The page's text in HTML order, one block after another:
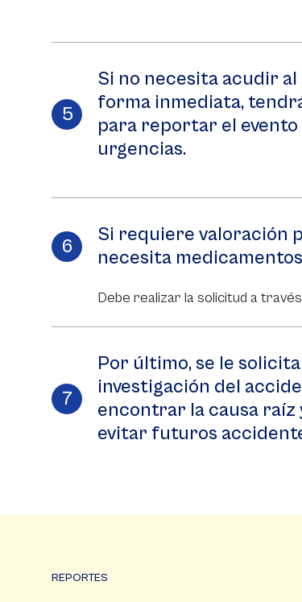
Si no necesita acudir
forma inmediata,
para reportar el
urgencias.
Si requiere valoración
necesita
Debe realizar la solicitud a
Por último, se le
investigación del
encontrar la causa
evitar futuros
REPORTES